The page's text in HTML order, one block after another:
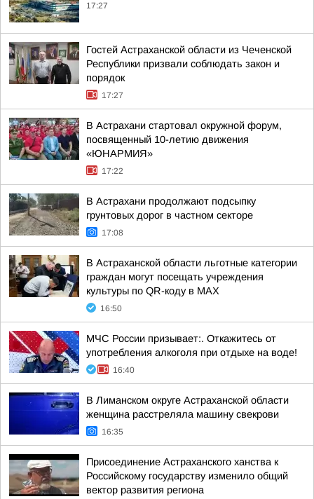
17:27
Гостей Астраханской области из Чеченской
Республики призвали соблюдать закон и
порядок
17:27
В Астрахани стартовал окружной форум,
посвященный 10-летию движения
«ЮНАРМИЯ»
17:22
В Астрахани продолжают подсыпку
грунтовых дорог в частном секторе
17:08
В Астраханской области льготные категории
граждан могут посещать учреждения
культуры по QR-коду в МАХ
16:50
МЧС России призывает:. Откажитесь от
употребления алкоголя при отдыхе на воде!
16:40
В Лиманском округе Астраханской области
женщина расстреляла машину свекрови
16:35
Присоединение Астраханского ханства к
Российскому государству изменило общий
вектор развития региона